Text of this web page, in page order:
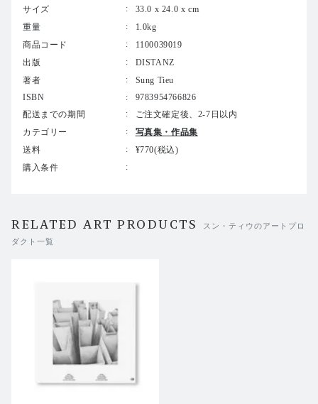
作者は、天然ガスや石油の採掘技術として物議を醸してい
るフラッキング（水圧破砕）をテーマにした実験的なプロ
アリソン（Gary Allison）と協働し、フラッキング作業を
記録するアメリカのプラットフォームであるデータベース
「FracFocus」の何百万もの入力を処理、それらがもたら
す危険性を視野に入れながら分析した。米国におけるフラ
ッキング産業の疑わしき方法とその現場、そしてその不透
明な広報活動を補完すべく、ドイツの潜在的な現場につい
その写真と1,000ページ以上に及ぶデータを組み合わせ、
計り知れない生態系と健康への危険を指摘する。
サイズ
33.0 x 24.0 x cm
重量
1.0kg
商品コード
1100039019
出版
DISTANZ
著者
Sung Tieu
ISBN
9783954766826
配送までの期間
ご注文確定後、2-7日以内
カテゴリー
写真集・作品集
送料
¥770(税込)
購入条件
RELATED ART PRODUCTS
スン・ティウのアートプロ
ダクト一覧